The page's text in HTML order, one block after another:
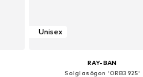
Unisex
RAY-BAN
Solglasögon '0RB3925'